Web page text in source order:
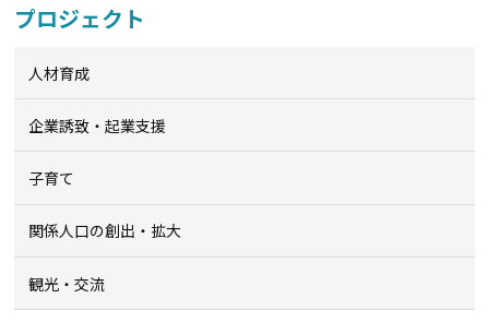
プロジェクト
人材育成
企業誘致・起業支援
子育て
関係人口の創出・拡大
観光・交流